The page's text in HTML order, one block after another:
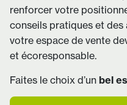
renforcer votre
conseils pratiques et des
votre espace de vente
et écoresponsable.
Faites le choix d’un bel